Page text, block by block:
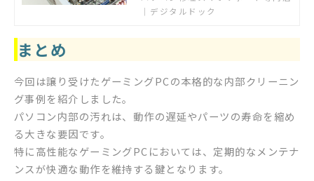
このメーカーのパソコンでもまずは
相談ください。
｜デジタルドック
まとめ
今回は譲り受けたゲーミングPCの本格的な内部クリーニン
グ事例を紹介しました。
パソコン内部の汚れは、動作の遅延やパーツの寿命を縮め
る大きな要因です。
特に高性能なゲーミングPCにおいては、定期的なメンテナ
ンスが快適な動作を維持する鍵となります。